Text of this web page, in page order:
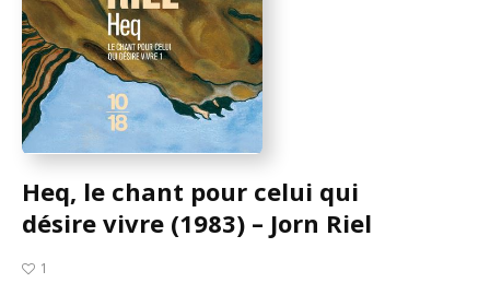
Heq, le chant pour celui qui
désire vivre (1983) – Jorn Riel
1